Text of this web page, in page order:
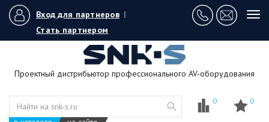
Вход для партнеров |
Стать партнером
Проектный дистрибьютор профессионального AV-оборудования
0 0